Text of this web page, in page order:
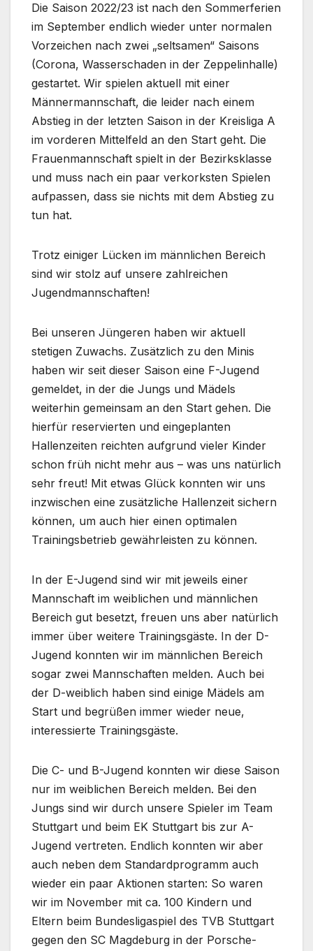
Die Saison 2022/23 ist nach den Sommerferien
im September endlich wieder unter normalen
Vorzeichen nach zwei „seltsamen“ Saisons
(Corona, Wasserschaden in der Zeppelinhalle)
gestartet. Wir spielen aktuell mit einer
Männermannschaft, die leider nach einem
Abstieg in der letzten Saison in der Kreisliga A
im vorderen Mittelfeld an den Start geht. Die
Frauenmannschaft spielt in der Bezirksklasse
und muss nach ein paar verkorksten Spielen
aufpassen, dass sie nichts mit dem Abstieg zu
tun hat.
Trotz einiger Lücken im männlichen Bereich
sind wir stolz auf unsere zahlreichen
Jugendmannschaften!
Bei unseren Jüngeren haben wir aktuell
stetigen Zuwachs. Zusätzlich zu den Minis
haben wir seit dieser Saison eine F-Jugend
gemeldet, in der die Jungs und Mädels
weiterhin gemeinsam an den Start gehen. Die
hierfür reservierten und eingeplanten
Hallenzeiten reichten aufgrund vieler Kinder
schon früh nicht mehr aus – was uns natürlich
sehr freut! Mit etwas Glück konnten wir uns
inzwischen eine zusätzliche Hallenzeit sichern
können, um auch hier einen optimalen
Trainingsbetrieb gewährleisten zu können.
In der E-Jugend sind wir mit jeweils einer
Mannschaft im weiblichen und männlichen
Bereich gut besetzt, freuen uns aber natürlich
immer über weitere Trainingsgäste. In der D-
Jugend konnten wir im männlichen Bereich
sogar zwei Mannschaften melden. Auch bei
der D-weiblich haben sind einige Mädels am
Start und begrüßen immer wieder neue,
interessierte Trainingsgäste.
Die C- und B-Jugend konnten wir diese Saison
nur im weiblichen Bereich melden. Bei den
Jungs sind wir durch unsere Spieler im Team
Stuttgart und beim EK Stuttgart bis zur A-
Jugend vertreten. Endlich konnten wir aber
auch neben dem Standardprogramm auch
wieder ein paar Aktionen starten: So waren
wir im November mit ca. 100 Kindern und
Eltern beim Bundesligaspiel des TVB Stuttgart
gegen den SC Magdeburg in der Porsche-